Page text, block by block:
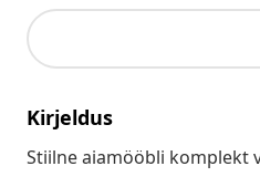
Kirjeldus
Stiilne aiamööbli komplekt